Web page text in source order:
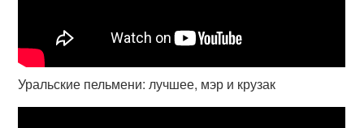
Уральские пельмени: лучшее, мэр и крузак